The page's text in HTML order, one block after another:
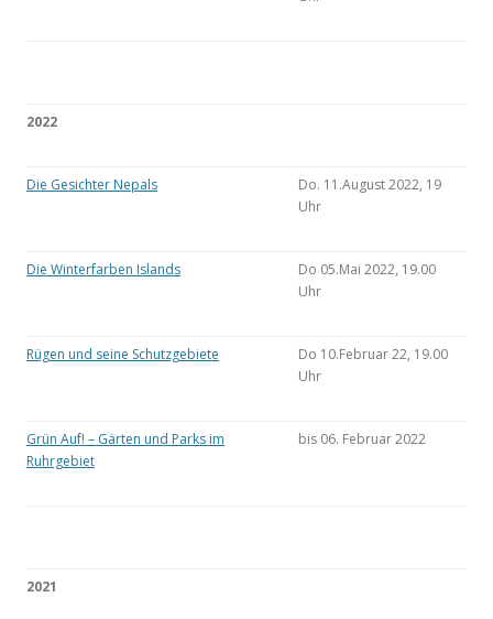
2022
Die Gesichter Nepals
Do. 11.August 2022, 19
Uhr
Die Winterfarben Islands
Do 05.Mai 2022, 19.00
Uhr
Rügen und seine Schutzgebiete
Do 10.Februar 22, 19.00
Uhr
Grün Auf! – Gärten und Parks im
Ruhrgebiet
bis 06. Februar 2022
2021